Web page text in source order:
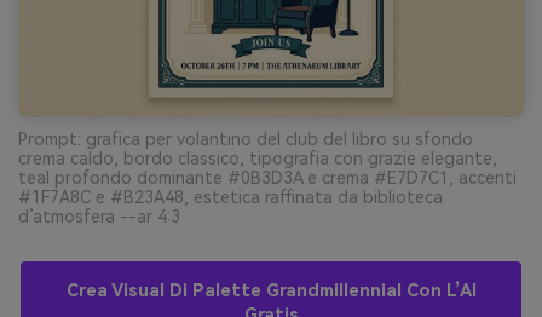
Prompt: grafica per volantino del club del libro su sfondo
crema caldo, bordo classico, tipografia con grazie elegante,
teal profondo dominante #0B3D3A e crema #E7D7C1, accenti
#1F7A8C e #B23A48, estetica raffinata da biblioteca
d’atmosfera --ar 4:3
Crea Visual Di Palette Grandmillennial Con L’AI